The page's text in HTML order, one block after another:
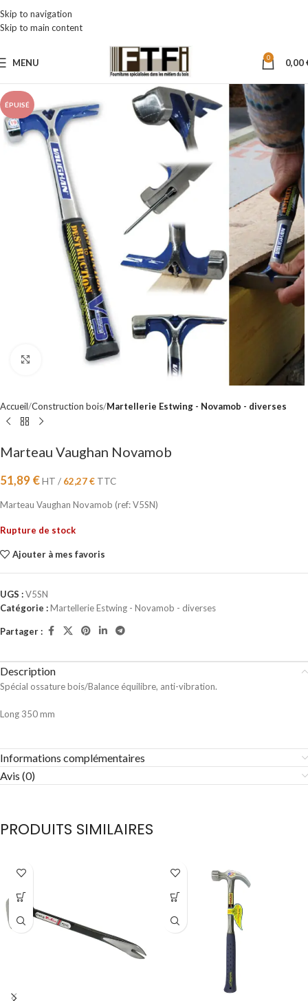
Skip to navigation
Skip to main content
MENU 0 0,00
ÉPUISÉ
Cliquez pour agrandir
Accueil Construction bois Martellerie Estwing - Novamob - diverses
Marteau Vaughan Novamob
51,89€HT / 62,27€ TTC
Marteau Vaughan Novamob (ref: V5SN)
Rupture de stock
Ajouter à mes favoris
UGS :V5SN
Catégorie :Martellerie Estwing - Novamob - diverses
Partager :
Description
Spécial ossature bois/Balance équilibre, anti-vibration.
Long 350 mm
Informations complémentaires
Avis (0)
PRODUITS SIMILAIRES